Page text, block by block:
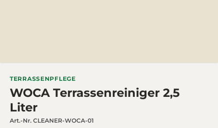
TERRASSENPFLEGE
WOCA Terrassenreiniger 2,5
Liter
Art.-Nr. CLEANER-WOCA-01